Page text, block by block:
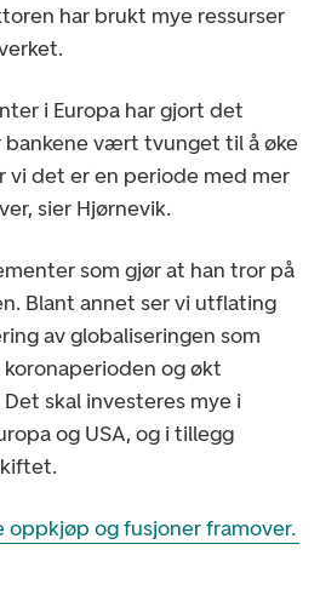
har brukt mye ressurser
i Europa har gjort det
bankene vært tvunget til å øke
vi det er en periode med mer
sier Hjørnevik.
som gjør at han tror på
Blant annet ser vi utflating
av globaliseringen som
og økt
skal investeres mye i
og USA, og i tillegg
oppkjøp og fusjoner framover.